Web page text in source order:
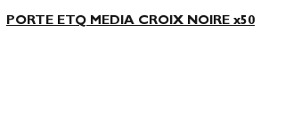
PORTE ETQ MEDIA CROIX NOIRE x50